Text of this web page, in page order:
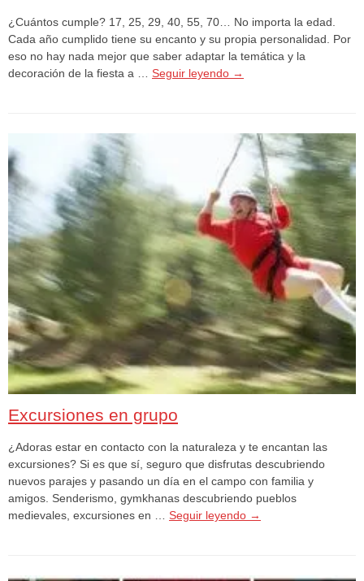
¿Cuántos cumple? 17, 25, 29, 40, 55, 70… No importa la edad.
Cada año cumplido tiene su encanto y su propia personalidad. Por
eso no hay nada mejor que saber adaptar la temática y la
decoración de la fiesta a … Seguir leyendo →
Excursiones en grupo
¿Adoras estar en contacto con la naturaleza y te encantan las
excursiones? Si es que sí, seguro que disfrutas descubriendo
nuevos parajes y pasando un día en el campo con familia y
amigos. Senderismo, gymkhanas descubriendo pueblos
medievales, excursiones en … Seguir leyendo →